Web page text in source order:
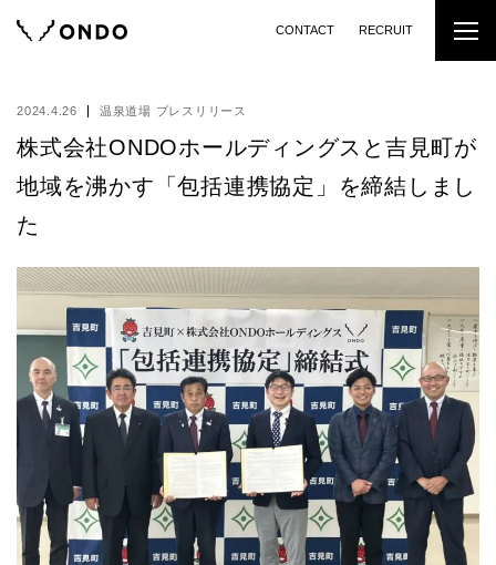
CONTACT RECRUIT
2024.4.26 温泉道場 プレスリリース
株式会社ONDOホールディングスと吉見町が
地域を沸かす「包括連携協定」を締結しまし
た